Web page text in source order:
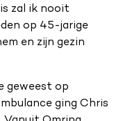
zal ik nooit
op 45-jarige
en zijn gezin
geweest op
ging Chris